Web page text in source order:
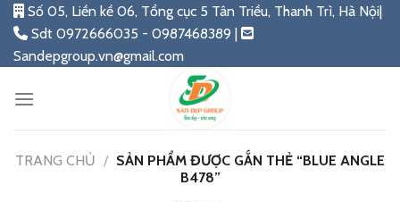
Skip
content
Số 05, Liền kề 06, Tổng cục 5 Tân Triều, Thanh Trì, Hà Nội|
Sdt 0972666035 - 0987468389 |
Sandepgroup.vn@gmail.com
TRANG CHỦ / SẢN PHẨM ĐƯỢC GẮN THẺ “BLUE ANGLE
B478”